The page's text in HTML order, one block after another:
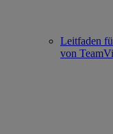
Leitfaden
von